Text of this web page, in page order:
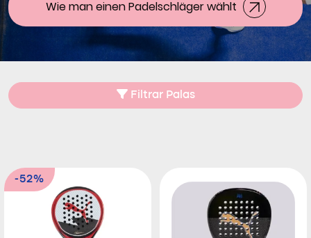
Vergleich
Wie man einen Padelschläger wählt
Filtrar Palas
-52%